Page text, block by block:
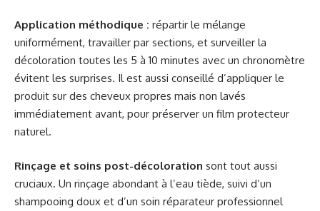
Application méthodique : répartir le mélange
uniformément, travailler par sections, et surveiller la
décoloration toutes les 5 à 10 minutes avec un chronomètre
évitent les surprises. Il est aussi conseillé d’appliquer le
produit sur des cheveux propres mais non lavés
immédiatement avant, pour préserver un film protecteur
naturel.
Rinçage et soins post-décoloration sont tout aussi
cruciaux. Un rinçage abondant à l’eau tiède, suivi d’un
shampooing doux et d’un soin réparateur professionnel